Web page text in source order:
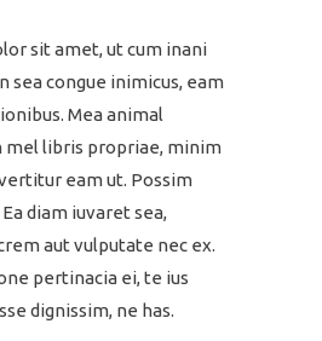
sit amet, ut cum inani
sea congue inimicus, eam
Mea animal
mel libris propriae, minim
eam ut. Possim
diam iuvaret sea,
aut vulputate nec ex.
pertinacia ei, te ius
dignissim, ne has.